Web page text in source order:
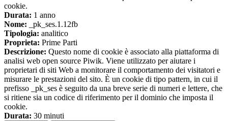
cookie.
Durata: 1 anno
Nome: _pk_ses.1.12fb
Tipologia: analitico
Proprieta: Prime Parti
Descrizione: Questo nome di cookie è associato alla piattaforma di
analisi web open source Piwik. Viene utilizzato per aiutare i
proprietari di siti Web a monitorare il comportamento dei visitatori e
misurare le prestazioni del sito. È un cookie di tipo pattern, in cui il
prefisso _pk_ses è seguito da una breve serie di numeri e lettere, che
si ritiene sia un codice di riferimento per il dominio che imposta il
cookie.
Durata: 30 minuti